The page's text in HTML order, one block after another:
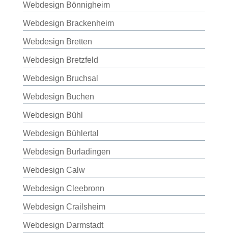
Webdesign Bönnigheim
Webdesign Brackenheim
Webdesign Bretten
Webdesign Bretzfeld
Webdesign Bruchsal
Webdesign Buchen
Webdesign Bühl
Webdesign Bühlertal
Webdesign Burladingen
Webdesign Calw
Webdesign Cleebronn
Webdesign Crailsheim
Webdesign Darmstadt